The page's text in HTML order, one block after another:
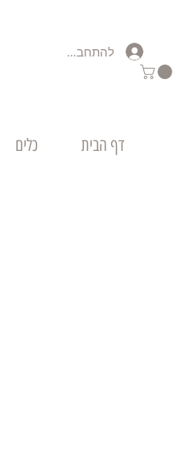
להתחברות
דף הבית כלים